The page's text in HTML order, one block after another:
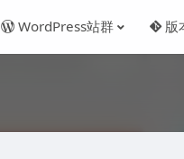
WordPress站群 版